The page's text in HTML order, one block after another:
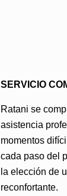
SERVICIO
Ratani se
asistencia
momentos
cada paso del
la elección de
reconfortante.